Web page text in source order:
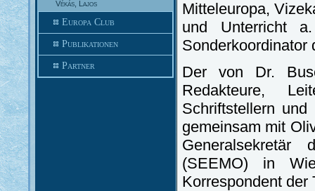
Vékás, Lajos
Europa Club
Publikationen
Partner
Mitteleuropa,
und Unterricht
Sonderkoordinator
Der von Dr.
Redakteure,
Schriftstellern
gemeinsam mit
Generalsekretär
(SEEMO) in
Korrespondent der